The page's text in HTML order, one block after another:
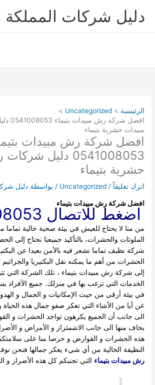
دليل شركات المملكة
الرئيسية
Uncategorized
افضل
مبيدات حشرية بتيماء
افضل شركة رش مبيدات
0541008053 دليل
حشرية بتيماء
اترك تعليقاً /
Uncategorized / بواسطة دليل
افضل شركة رش مبيدات بتيماء
اضغط للاتصال 0541008053
من منا لا يحتاج للعيش في بيئة صحية خالية
الملوثات والحشرات، بالتأكيد جميعنا نحتاج إلى
شركة نظيف تماما نشعر فيه بالأمن بعيدا عن
الحشرات من أهم ما يمكنه نقل البكتيريا والجراثيم
إلى شركة رش مبيدات بتيماء ، تلك الشركة التي
الخدمات التي ترغب بها في منزلك. جميع الأفراد
في بيئة أرقى من حيث الإمكانيات و الجمال و
عن أيا من الأشاء التي تعكر صفو جمال هذه الحياة
الى جانب أن الجميع يكرهون تواجد الحشرات و
يخاف منها الى جانب الاشمئزاز و الأمراض و
هذه الحشرات و القوارض و حرصا منا على سلامتكم
النظيفة الخالية من أي شيء يعكر جمالها فنحن
رش مبيدات بتيماء التي تجنبكم كل هذه الأضرار و